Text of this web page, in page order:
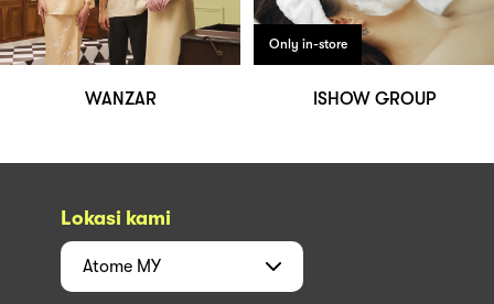
WANZAR
Only in-store
ISHOW GROUP
Lokasi kami
Atome MY